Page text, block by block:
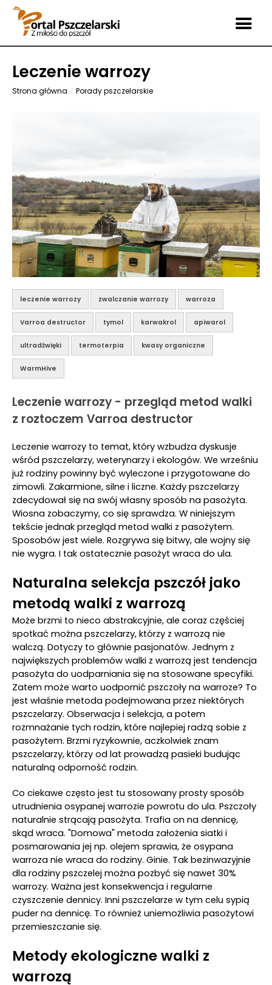
Leczenie warrozy
Strona główna Porady pszczelarskie
leczenie warrozy zwalczanie warrozy warroza
Varroa destructor tymol karwakrol apiwarol
ultradźwięki termoterpia kwasy organiczne
WarmHive
Leczenie warrozy - przegląd metod walki
z roztoczem Varroa destructor
Leczenie warrozy to temat, który wzbudza dyskusje
wśród pszczelarzy, weterynarzy i ekologów. We wrześniu
już rodziny powinny być wyleczone i przygotowane do
zimowli. Zakarmione, silne i liczne. Każdy pszczelarzy
zdecydował się na swój własny sposób na pasożyta.
Wiosna zobaczymy, co się sprawdza. W niniejszym
tekście jednak przegląd metod walki z pasożytem.
Sposobów jest wiele. Rozgrywa się bitwy, ale wojny się
nie wygra. I tak ostatecznie pasożyt wraca do ula.
Naturalna selekcja pszczół jako
metodą walki z warrozą
Może brzmi to nieco abstrakcyjnie, ale coraz częściej
spotkać można pszczelarzy, którzy z warrozą nie
walczą. Dotyczy to głównie pasjonatów. Jednym z
największych problemów walki z warrozą jest tendencja
pasożyta do uodparniania się na stosowane specyfiki.
Zatem może warto uodpornić pszczoły na warroze? To
jest właśnie metoda podejmowana przez niektórych
pszczelarzy. Obserwacja i selekcja, a potem
rozmnażanie tych rodzin, które najlepiej radzą sobie z
pasożytem. Brzmi ryzykownie, aczkolwiek znam
pszczelarzy, którzy od lat prowadzą pasieki budując
naturalną odporność rodzin.
Co ciekawe często jest tu stosowany prosty sposób
utrudnienia osypanej warrozie powrotu do ula. Pszczoły
naturalnie strącają pasożyta. Trafia on na dennicę,
skąd wraca. "Domowa" metoda założenia siatki i
posmarowania jej np. olejem sprawia, że osypana
warroza nie wraca do rodziny. Ginie. Tak bezinwazyjnie
dla rodziny pszczelej można pozbyć się nawet 30%
warrozy. Ważna jest konsekwencja i regularne
czyszczenie dennicy. Inni pszczelarze w tym celu sypią
puder na dennicę. To również uniemożliwia pasożytowi
przemieszczanie się.
Metody ekologiczne walki z
warrozą